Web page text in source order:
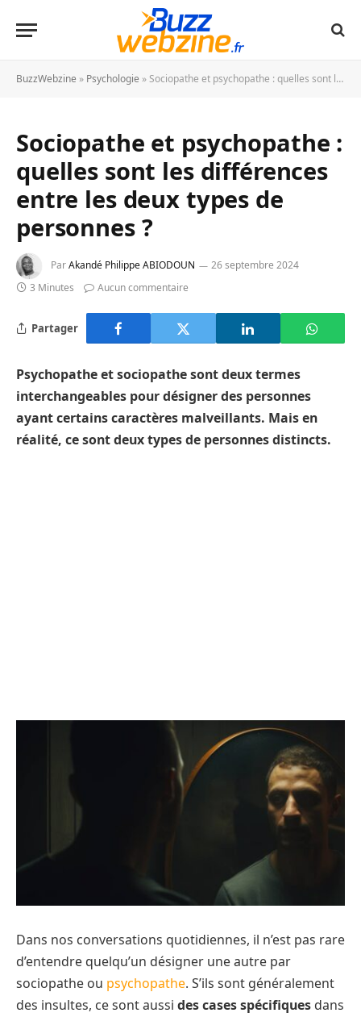
BuzzWebzine » Psychologie »Sociopathe et psychopathe : quelles sont les différences entre les deux types de personnes ?
Sociopathe et psychopathe :
quelles sont les différences
entre les deux types de
personnes ?
ParAkandé Philippe ABIODOUN
26 septembre 2024
3 Minutes
Aucun commentaire
Partager
Psychopathe et sociopathe sont deux termes
interchangeables pour désigner des personnes
ayant certains caractères malveillants. Mais en
réalité, ce sont deux types de personnes distincts.
Dans nos conversations quotidiennes, il n’est pas rare
d’entendre quelqu’un désigner une autre par
sociopathe ou psychopathe. S’ils sont généralement
des insultes, ce sont aussi des cases spécifiques dans